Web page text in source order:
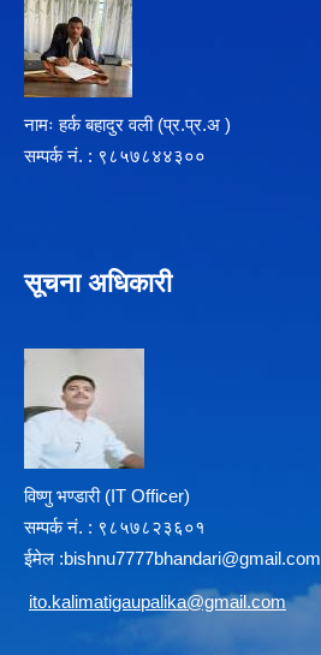
नामः हर्क बहादुर वली (प्र‍.प्र.अ )
सम्पर्क न‌ं. : ९८५७८४४३००
सूचना अधिकारी
विष्णु भण्डारी (IT Officer)
सम्पर्क न‌ं. : ९८५७८२३६०१
ईमेल :bishnu7777bhandari@gmail.com
ito.kalimatigaupalika@gmail.com